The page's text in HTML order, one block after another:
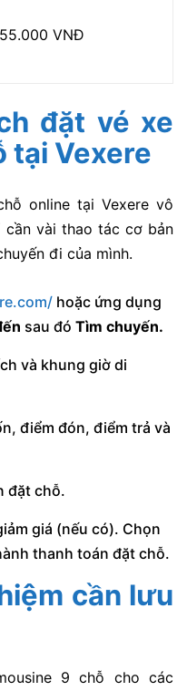
VNĐ
đặt vé xe
tại Vexere
online tại Vexere vô
vài thao tác cơ bản
đi của mình.
hoặc ứng dụng
sau đó Tìm chuyến.
và khung giờ di
điểm đón, điểm trả và
đặt chỗ.
giá (nếu có). Chọn
thanh toán đặt chỗ.
cần lưu
9 chỗ cho các